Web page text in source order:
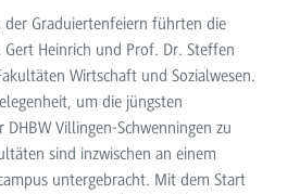
der Graduiertenfeiern führten die
Heinrich und Prof. Dr. Steffen
Wirtschaft und Sozialwesen.
um die jüngsten
Villingen-Schwenningen zu
sind inzwischen an einem
untergebracht. Mit dem Start